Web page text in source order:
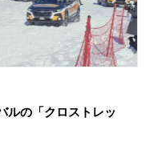
ルの「クロストレッ